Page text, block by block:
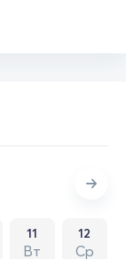
11
Вт
12
Ср